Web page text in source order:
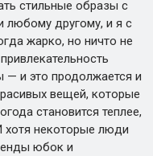
стильные образы с
любому другому, и я с
жарко, но ничто не
— и это продолжается и
вещей, которые
становится теплее,
хотя некоторые люди
юбок и